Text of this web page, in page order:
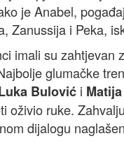
je Anabel,
Zanussija i Peka,
imali su
glumačke
Bulović i
oživio ruke.
dijalogu